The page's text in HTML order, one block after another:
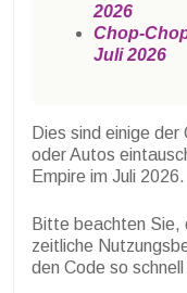
2026
Chop-
Juli 2026
Dies sind einige
oder Autos
Empire im Juli 2026.
Bitte beachten Sie,
zeitliche
den Code so